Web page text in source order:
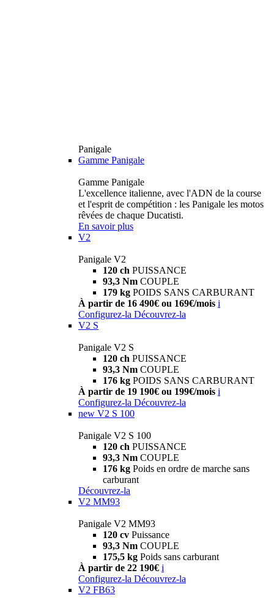
Panigale
Gamme Panigale
Gamme Panigale
L'excellence italienne, avec l'ADN de la course
et l'esprit de compétition : les Panigale les motos
rêvées de chaque Ducatisti.
En savoir plus
V2
Panigale V2
120 ch PUISSANCE
93,3 Nm COUPLE
179 kg POIDS SANS CARBURANT
À partir de 16 490€ ou 169€/mois i
Configurez-la Découvrez-la
V2 S
Panigale V2 S
120 ch PUISSANCE
93,3 Nm COUPLE
176 kg POIDS SANS CARBURANT
À partir de 19 190€ ou 199€/mois i
Configurez-la Découvrez-la
new V2 S 100
Panigale V2 S 100
120 ch PUISSANCE
93,3 Nm COUPLE
176 kg Poids en ordre de marche sans
carburant
Découvrez-la
V2 MM93
Panigale V2 MM93
120 cv Puissance
93,3 Nm COUPLE
175,5 kg Poids sans carburant
À partir de 22 190€ i
Configurez-la Découvrez-la
V2 FB63